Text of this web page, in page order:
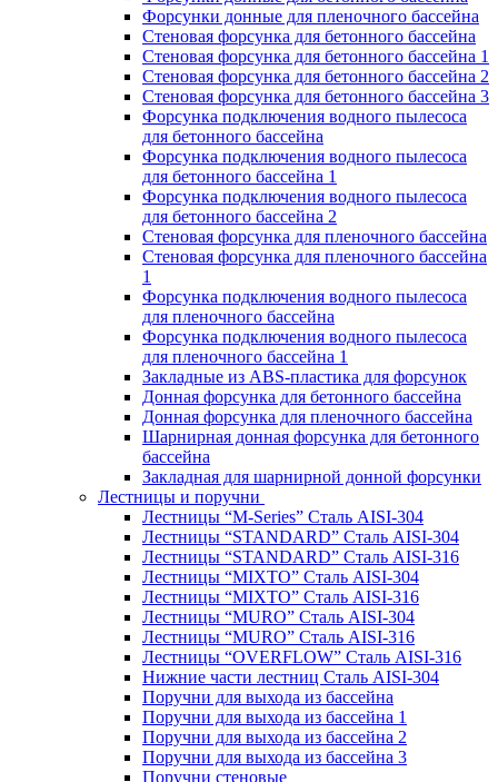
Форсунки донные для пленочного бассейна
Стеновая форсунка для бетонного бассейна
Стеновая форсунка для бетонного бассейна 1
Стеновая форсунка для бетонного бассейна 2
Стеновая форсунка для бетонного бассейна 3
Форсунка подключения водного пылесоса
для бетонного бассейна
Форсунка подключения водного пылесоса
для бетонного бассейна 1
Форсунка подключения водного пылесоса
для бетонного бассейна 2
Стеновая форсунка для пленочного бассейна
Стеновая форсунка для пленочного бассейна
1
Форсунка подключения водного пылесоса
для пленочного бассейна
Форсунка подключения водного пылесоса
для пленочного бассейна 1
Закладные из ABS-пластика для форсунок
Донная форсунка для бетонного бассейна
Донная форсунка для пленочного бассейна
Шарнирная донная форсунка для бетонного
бассейна
Закладная для шарнирной донной форсунки
Лестницы и поручни
Лестницы “M-Series” Сталь AISI-304
Лестницы “STANDARD” Сталь AISI-304
Лестницы “STANDARD” Сталь AISI-316
Лестницы “MIXTO” Сталь AISI-304
Лестницы “MIXTO” Сталь AISI-316
Лестницы “MURO” Сталь AISI-304
Лестницы “MURO” Сталь AISI-316
Лестницы “OVERFLOW” Сталь AISI-316
Нижние части лестниц Сталь AISI-304
Поручни для выхода из бассейна
Поручни для выхода из бассейна 1
Поручни для выхода из бассейна 2
Поручни для выхода из бассейна 3
Поручни стеновые